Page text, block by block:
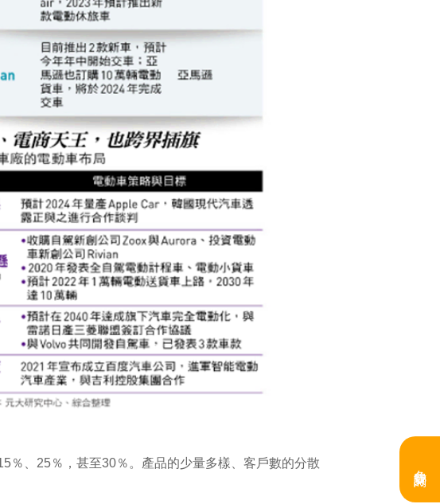
％、25％，甚至30％。產品的少量多樣、客戶數的分散